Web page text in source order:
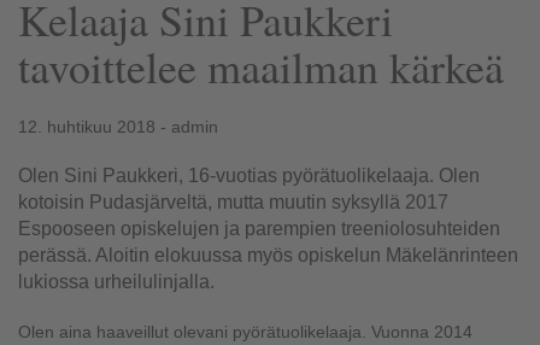
Kelaaja Sini Paukkeri
tavoittelee maailman kärkeä
12. huhtikuu 2018 - admin
Olen Sini Paukkeri, 16-vuotias pyörätuolikelaaja. Olen
kotoisin Pudasjärveltä, mutta muutin syksyllä 2017
Espooseen opiskelujen ja parempien treeniolosuhteiden
perässä. Aloitin elokuussa myös opiskelun Mäkelänrinteen
lukiossa urheilulinjalla.
Olen aina haaveillut olevani pyörätuolikelaaja. Vuonna 2014